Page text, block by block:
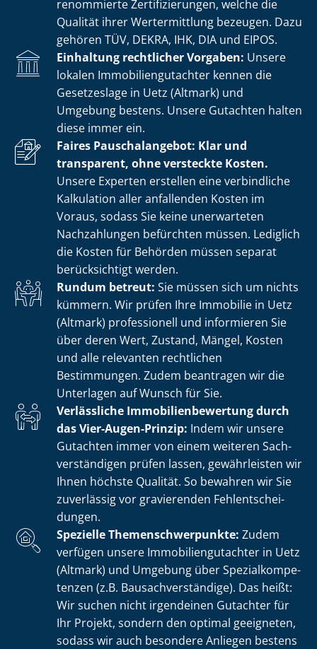
renommierte Zer­ti­fi­zie­run­gen, welche die
Qualität ihrer Wertermittlung bezeugen. Dazu
gehören TÜV, DEKRA, IHK, DIA und EIPOS.
Einhaltung rechtlicher Vorgaben: Unsere
lokalen Im­mo­bi­li­en­gut­ach­ter kennen die
Gesetzeslage in Uetz (Altmark) und
Umgebung bestens. Unsere Gutachten halten
diese immer ein.
Faires Pauschalangebot: Klar und
transparent, ohne versteckte Kosten.
Unsere Experten erstellen eine verbindliche
Kalkulation aller anfallenden Kosten im
Voraus, sodass Sie keine unerwarteten
Nachzahlungen befürchten müssen. Lediglich
die Kosten für Behörden müssen separat
berücksichtigt werden.
Rundum betreut: Sie müssen sich um nichts
kümmern. Wir prüfen Ihre Immobilie in Uetz
(Altmark) professionell und informieren Sie
über deren Wert, Zustand, Mängel, Kosten
und alle relevanten rechtlichen
Bestimmungen. Zudem beantragen wir die
Unterlagen auf Wunsch für Sie.
Verlässliche Im­mo­bi­li­en­be­wer­tung durch
das Vier-Augen-Prinzip: Indem wir unsere
Gutachten immer von einem weiteren Sach­
ver­stän­di­gen prüfen lassen, gewährleisten wir
Ihnen höchste Qualität. So bewahren wir Sie
zuverlässig vor gravierenden Fehl­ent­schei­
dun­gen.
Spezielle The­men­schwer­punk­te: Zudem
verfügen unsere Im­mo­bi­li­en­gut­ach­ter in Uetz
(Altmark) und Umgebung über Spe­zi­al­kom­pe­
ten­zen (z.B. Bau­sach­ver­stän­di­ge). Das heißt:
Wir suchen nicht irgendeinen Gutachter für
Ihr Projekt, sondern den optimal geeigneten,
sodass wir auch besondere Anliegen bestens